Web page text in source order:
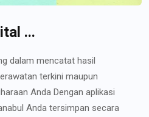
...
dalam mencatat hasil
terkini maupun
Anda Dengan aplikasi
Anda tersimpan secara